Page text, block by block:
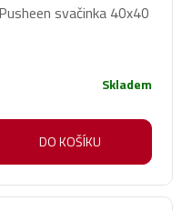
svačinka 40x40
Skladem
DO KOŠÍKU